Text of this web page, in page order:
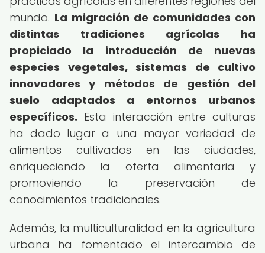
mundo. La migración de comunidades con
distintas tradiciones agrícolas ha
propiciado la introducción de nuevas
especies vegetales, sistemas de cultivo
innovadores y métodos de gestión del
suelo adaptados a entornos urbanos
específicos. Esta interacción entre culturas
ha dado lugar a una mayor variedad de
alimentos cultivados en las ciudades,
enriqueciendo la oferta alimentaria y
promoviendo la preservación de
conocimientos tradicionales.
Además, la multiculturalidad en la agricultura
urbana ha fomentado el intercambio de